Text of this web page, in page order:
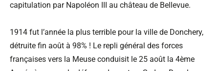
capitulation par Napoléon III au château de Bellevue.
1914 fut l’année la plus terrible pour la ville de Donchery,
détruite fin août à 98% ! Le repli général des forces
françaises vers la Meuse conduisit le 25 août la 4ème